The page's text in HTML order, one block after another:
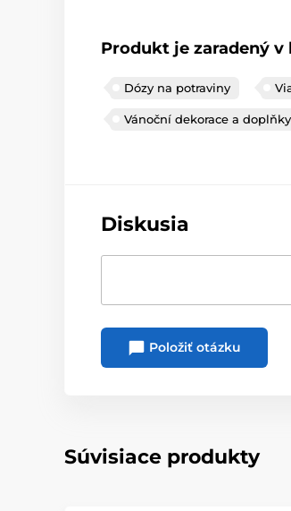
Produkt je zaradený
Dózy na potraviny
Vánoční dekorace a
Diskusia
Položiť otázku
Súvisiace produkty